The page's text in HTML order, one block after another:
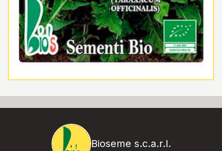
Bioseme s.c.a.r.l.